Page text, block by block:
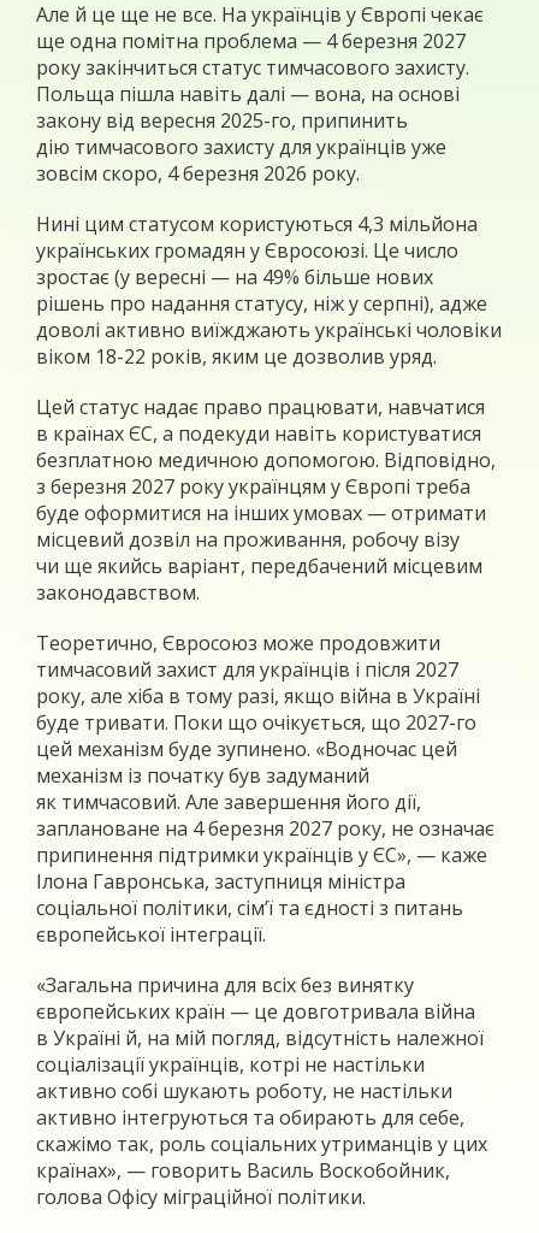
Але й це ще не все. На українців у Європі чекає
ще одна помітна проблема — 4 березня 2027
року закінчиться статус тимчасового захисту.
Польща пішла навіть далі — вона, на основі
закону від вересня 2025-го, припинить
дію тимчасового захисту для українців уже
зовсім скоро, 4 березня 2026 року.
Нині цим статусом користуються 4,3 мільйона
українських громадян у Євросоюзі. Це число
зростає (у вересні — на 49% більше нових
рішень про надання статусу, ніж у серпні), адже
доволі активно виїжджають українські чоловіки
віком 18-22 років, яким це дозволив уряд.
Цей статус надає право працювати, навчатися
в країнах ЄС, а подекуди навіть користуватися
безплатною медичною допомогою. Відповідно,
з березня 2027 року українцям у Європі треба
буде оформитися на інших умовах — отримати
місцевий дозвіл на проживання, робочу візу
чи ще якийсь варіант, передбачений місцевим
законодавством.
Теоретично, Євросоюз може продовжити
тимчасовий захист для українців і після 2027
року, але хіба в тому разі, якщо війна в Україні
буде тривати. Поки що очікується, що 2027-го
цей механізм буде зупинено. «Водночас цей
механізм із початку був задуманий
як тимчасовий. Але завершення його дії,
заплановане на 4 березня 2027 року, не означає
припинення підтримки українців у ЄС», — каже
Ілона Гавронська, заступниця міністра
соціальної політики, сім’ї та єдності з питань
європейської інтеграції.
«Загальна причина для всіх без винятку
європейських країн — це довготривала війна
в Україні й, на мій погляд, відсутність належної
соціалізації українців, котрі не настільки
активно собі шукають роботу, не настільки
активно інтегруються та обирають для себе,
скажімо так, роль соціальних утриманців у цих
країнах», — говорить Василь Воскобойник,
голова Офісу міграційної політики.